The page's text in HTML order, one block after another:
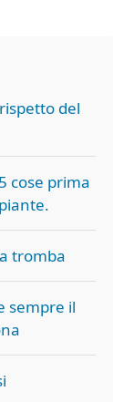
del
cose prima
tromba
sempre il